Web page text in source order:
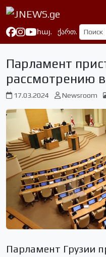
հայ. ქართ.
Парламент
рассмотрению
17.03.2024 Newsroom
Парламент Грузии